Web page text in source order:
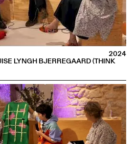
LYNGH BJERREGAARD (THINK
2024